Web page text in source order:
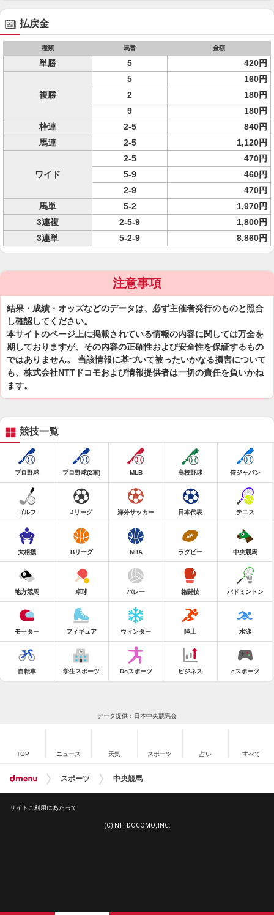
払戻金
種類 馬番 金額
単勝 5 420円
複勝
5
160円
2
180円
9
180円
枠連
2-5
840円
馬連
2-5 1,120円
ワイド
2-5
470円
5-9
460円
2-9
470円
馬単
5-2
1,970円
3連複
2-5-9
1,800円
3連単
5-2-9 8,860円
注意事項
結果・成績・オッズなどのデータは、必ず主催者発行のものと照合
し確認してください。
本サイトのページ上に掲載されている情報の内容に関しては万全を
期しておりますが、その内容の正確性および安全性を保証するもの
ではありません。 当該情報に基づいて被ったいかなる損害について
も、株式会社NTTドコモおよび情報提供者は一切の責任を負いかね
ます。
競技一覧
プロ野球 プロ野球(2軍) MLB 高校野球 侍ジャパン
ゴルフ Jリーグ 海外サッカー 日本代表 テニス
大相撲 Bリーグ NBA ラグビー 中央競馬
地方競馬 卓球 バレー 格闘技 バドミントン
モーター フィギュア ウィンター 陸上 水泳
自転車 学生スポーツ Doスポーツ ビジネス eスポーツ
データ提供：日本中央競馬会
TOP ニュース 天気 スポーツ 占い すべて
スポーツ 中央競馬
サイトご利用にあたって
(C) NTT DOCOMO, INC.